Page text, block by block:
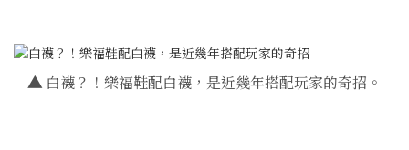
▲白襪？！樂福鞋配白襪，是近幾年搭配玩家的奇招。